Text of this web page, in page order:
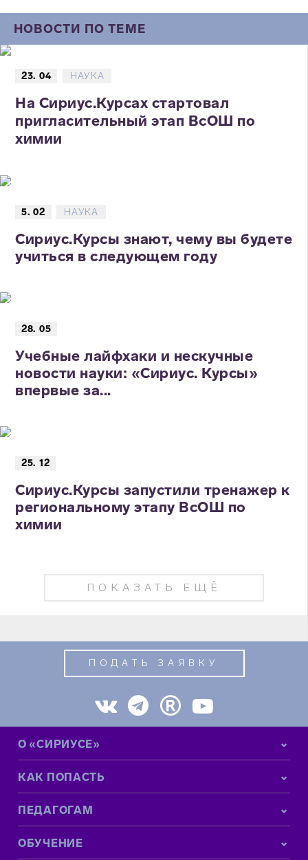
НОВОСТИ ПО ТЕМЕ
23. 04 НАУКА
На Сириус.Курсах стартовал
пригласительный этап ВсОШ по
химии
5. 02 НАУКА
Сириус.Курсы знают, чему вы будете
учиться в следующем году
28. 05
Учебные лайфхаки и нескучные
новости науки: «Сириус. Курсы»
впервые за...
25. 12
Сириус.Курсы запустили тренажер к
региональному этапу ВсОШ по
химии
ПОКАЗАТЬ ЕЩЁ
ПОДАТЬ ЗАЯВКУ
О «СИРИУСЕ»
КАК ПОПАСТЬ
ПЕДАГОГАМ
ОБУЧЕНИЕ